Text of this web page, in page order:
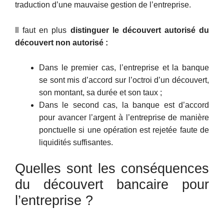
traduction d’une mauvaise gestion de l’entreprise.
Il faut en plus distinguer le découvert autorisé du
découvert non autorisé :
Dans le premier cas, l’entreprise et la banque
se sont mis d’accord sur l’octroi d’un découvert,
son montant, sa durée et son taux ;
Dans le second cas, la banque est d’accord
pour avancer l’argent à l’entreprise de manière
ponctuelle si une opération est rejetée faute de
liquidités suffisantes.
Quelles sont les conséquences
du découvert bancaire pour
l’entreprise ?